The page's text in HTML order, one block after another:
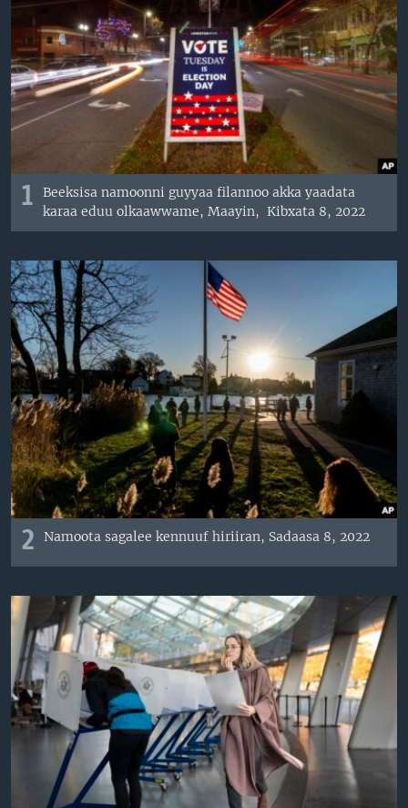
1
Beeksisa namoonni guyyaa filannoo akka yaadata
karaa eduu olkaawwame, Maayin, Kibxata 8, 2022
2 Namoota sagalee kennuuf hiriiran, Sadaasa 8, 2022